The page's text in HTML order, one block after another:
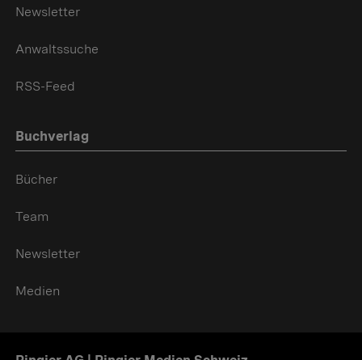
Newsletter
Anwaltssuche
RSS-Feed
Buchverlag
Bücher
Team
Newsletter
Medien